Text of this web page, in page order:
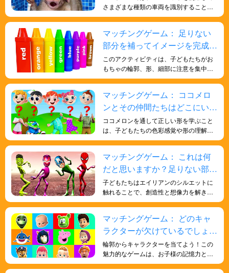
さまざまな種類の車両を識別すること
で、子供たちの形状識別スキルを向上さ
に楽しく効果的に身につけさせることが
できます。
マッチングゲーム： 足りない
部分を補ってイメージを完成さ
せましょう
このアクティビティは、子どもたちがお
もちゃの輪郭、形、細部に注意を集中
し、観察し、分析するのに役立ちます。
知のおもちゃと比較して分類する必要が
あります。このアクティビティは、子ど
もたちの観察力と細部への注意力を養う
と同時に、集中力と分析的思考力を鍛え
るのに役立ちます。 輪郭に基づいてさま
ざまなおもちゃを識別することで、子ど
もたちは観察力を発達させ、物体を分類
する能力を向上させ、認知能力と創造的
思考をさらに高めることができます。こ
のアクティビティは、娯楽と学習を提供
するだけでなく、子どもたちに探求と発
見の機会を提供します。
マッチングゲーム： ココメロ
ンとその仲間たちはどこにいま
すか?探しに行こう！
ココメロンを通して正しい形を学ぶこと
は、子どもたちの色彩感覚や形の理解を
深め、記憶力や反応能力を鍛え、脳を鍛
マッチングゲーム： これは何
だと思いますか？足りない部分
を見つけよう！
子どもたちはエイリアンのシルエットに
触れることで、創造性と想像力を解き放
ちます。シルエットからエイリアンの全
を思い描きます。こうした想像力豊かな
遊びは、物語を伝える能力を高め、想像
力豊かな思考を育みます。
マッチングゲーム： どのキャ
ラクターが欠けているでしょう
か？探してみましょう！
輪郭からキャラクターを当てよう！この
魅力的なゲームは、お子様の記憶力と観
察力を鍛え、植物の形を見分ける能力を